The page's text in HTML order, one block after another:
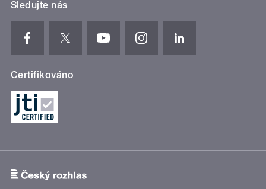
Sledujte nás
Certifikováno